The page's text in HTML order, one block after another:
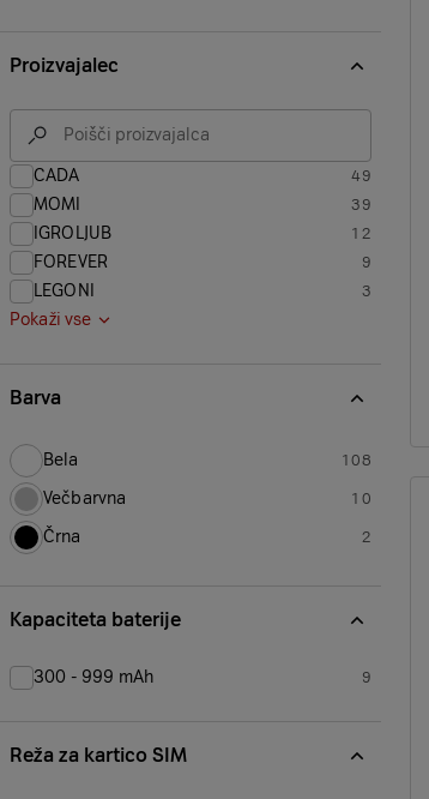
Proizvajalec
CADA 49
izdelkov
MOMI 39
izdelkov
IGROLJUB 12
izdelkov
FOREVER 9
izdelkov
LEGONI 3
izdelkov
Pokaži vse
Barva
Bela 108
izdelkov
Večbarvna 10
izdelkov
Črna 2
izdelkov
Kapaciteta baterije
300 - 999 mAh 9
izdelkov
Reža za kartico SIM